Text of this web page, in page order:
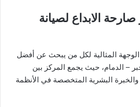
الابداع لصيانة
الوجهة المثالية لكل من يبحث عن أفضل
– الدمام، حيث يجمع المركز بين
والخبرة البشرية المتخصصة في الأنظمة